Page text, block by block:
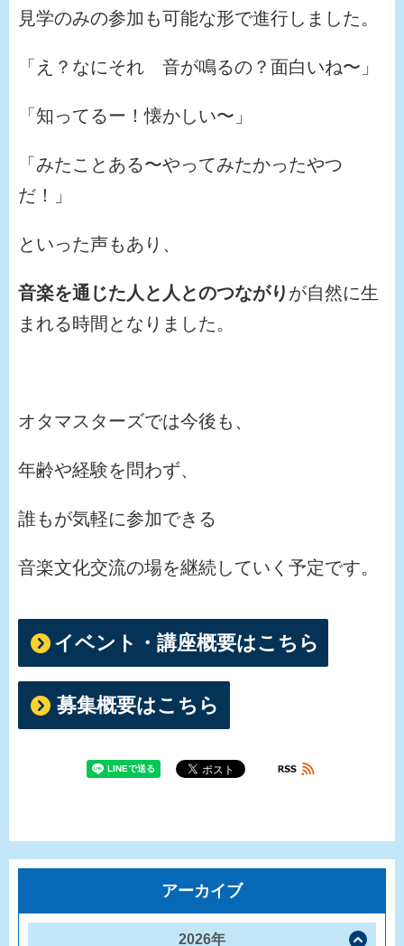
見学のみの参加も可能な形で進行しました。
「え？なにそれ 音が鳴るの？面白いね〜」
「知ってるー！懐かしい〜」
「みたことある〜やってみたかったやつ
だ！」
といった声もあり、
音楽を通じた人と人とのつながり が自然に生
まれる時間となりました。
オタマスターズでは今後も、
年齢や経験を問わず、
誰もが気軽に参加できる
音楽文化交流の場を継続していく予定です。
イベント・講座概要はこちら
募集概要はこちら
アーカイブ
2026年